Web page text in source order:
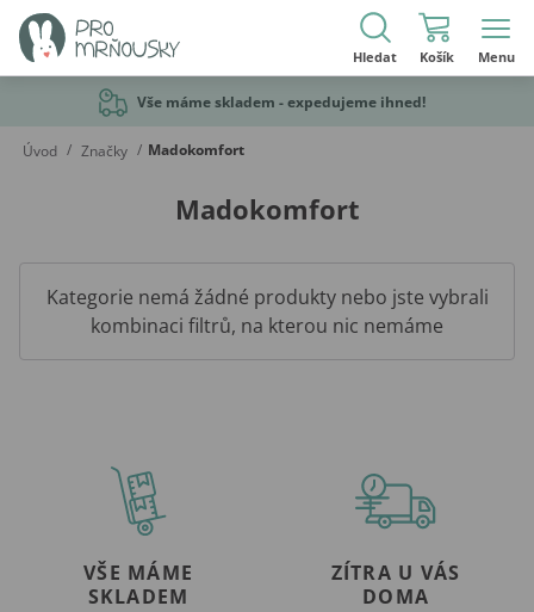
Hledat Košík Menu
Vše máme skladem - expedujeme ihned!
Úvod / Značky / Madokomfort
Madokomfort
Kategorie nemá žádné produkty nebo jste vybrali
kombinaci filtrů, na kterou nic nemáme
VŠE MÁME
SKLADEM
ZÍTRA U VÁS
DOMA